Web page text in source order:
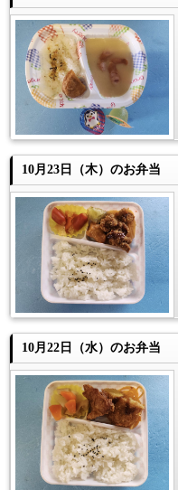
10月23日（木）のお弁当
10月22日（水）のお弁当